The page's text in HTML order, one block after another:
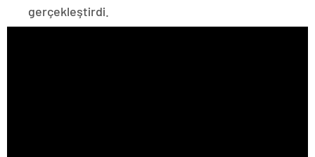
gerçekleştirdi.